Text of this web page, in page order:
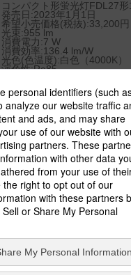
コンパクト形蛍光灯FDL27形
発売日:2023年1月1日
希望小売価格(税抜):33,200円
光束:955 lm
消費電力:7 W
消費効率:136.4 lm/W
光色(色温度):白色（4000K）
演色性:Ra85
チェック
した器具を
の電気設備 SNSアカウ
クッキーポリシー
個人
ソニック ホールディングス